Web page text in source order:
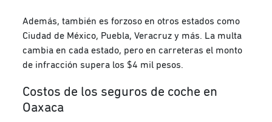
Además, también es forzoso en otros estados como
Ciudad de México, Puebla, Veracruz y más. La multa
cambia en cada estado, pero en carreteras el monto
de infracción supera los $4 mil pesos.
Costos de los seguros de coche en
Oaxaca